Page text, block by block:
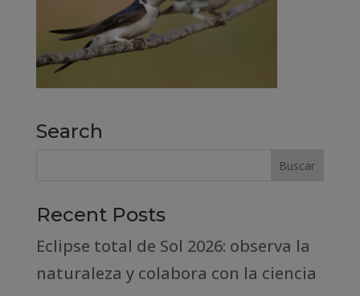
Search
Recent Posts
Eclipse total de Sol 2026: observa la
naturaleza y colabora con la ciencia